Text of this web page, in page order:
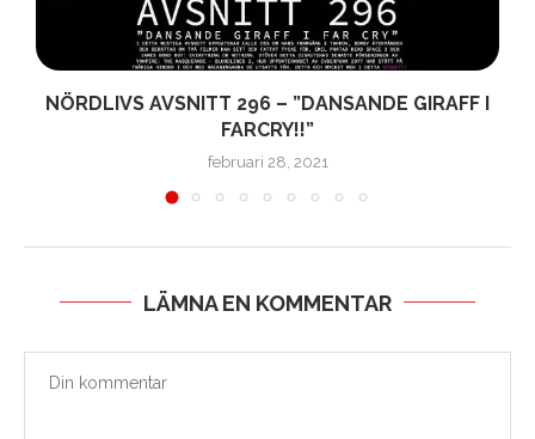
NÖRDLIVS AVSNITT 296 – ”DANSANDE GIRAFF I
FARCRY!!”
februari 28, 2021
LÄMNA EN KOMMENTAR